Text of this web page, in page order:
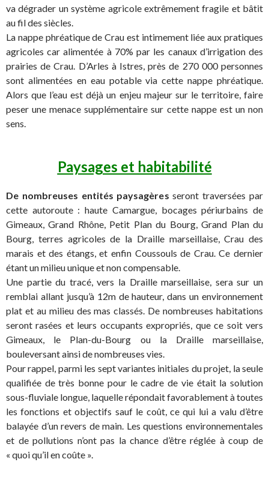
va dégrader un système agricole extrêmement fragile et bâtit
au fil des siècles.
La nappe phréatique de Crau est intimement liée aux pratiques
agricoles car alimentée à 70% par les canaux d’irrigation des
prairies de Crau. D’Arles à Istres, près de 270 000 personnes
sont alimentées en eau potable via cette nappe phréatique.
Alors que l’eau est déjà un enjeu majeur sur le territoire, faire
peser une menace supplémentaire sur cette nappe est un non
sens.
Paysages et habitabilité
De nombreuses entités paysagères seront traversées par
cette autoroute : haute Camargue, bocages périurbains de
Gimeaux, Grand Rhône, Petit Plan du Bourg, Grand Plan du
Bourg, terres agricoles de la Draille marseillaise, Crau des
marais et des étangs, et enfin Coussouls de Crau. Ce dernier
étant un milieu unique et non compensable.
Une partie du tracé, vers la Draille marseillaise, sera sur un
remblai allant jusqu’à 12m de hauteur, dans un environnement
plat et au milieu des mas classés. De nombreuses habitations
seront rasées et leurs occupants expropriés, que ce soit vers
Gimeaux, le Plan-du-Bourg ou la Draille marseillaise,
bouleversant ainsi de nombreuses vies.
Pour rappel, parmi les sept variantes initiales du projet, la seule
qualifiée de très bonne pour le cadre de vie était la solution
sous-fluviale longue, laquelle répondait favorablement à toutes
les fonctions et objectifs sauf le coût, ce qui lui a valu d’être
balayée d’un revers de main. Les questions environnementales
et de pollutions n’ont pas la chance d’être réglée à coup de
« quoi qu’il en coûte ».